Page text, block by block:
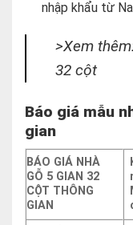
nhập khẩu từ
>Xem
32 cột
Báo giá mẫu
gian
BÁO GIÁ NHÀ
GỖ 5 GIAN 32
CỘT THÔNG
GIAN